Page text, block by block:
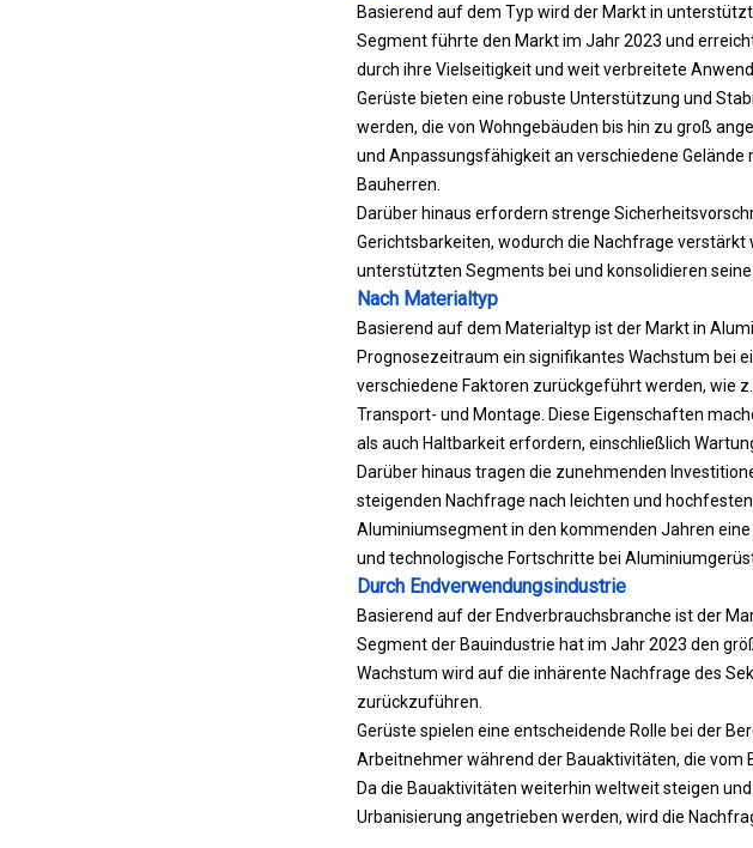
Basierend auf dem Typ wird der Markt in
Segment führte den Markt im Jahr 2023 und
durch ihre Vielseitigkeit und weit verbreitete
Gerüste bieten eine robuste Unterstützung und
werden, die von Wohngebäuden bis hin zu groß
und Anpassungsfähigkeit an verschiedene
Bauherren.
Darüber hinaus erfordern strenge
Gerichtsbarkeiten, wodurch die Nachfrage
unterstützten Segments bei und konsolidieren
Nach Materialtyp
Basierend auf dem Materialtyp ist der Markt in
Prognosezeitraum ein signifikantes Wachstum bei
verschiedene Faktoren zurückgeführt werden, wie
Transport- und Montage. Diese Eigenschaften
als auch Haltbarkeit erfordern, einschließlich
Darüber hinaus tragen die zunehmenden
steigenden Nachfrage nach leichten und
Aluminiumsegment in den kommenden Jahren
und technologische Fortschritte bei
Durch Endverwendungsindustrie
Basierend auf der Endverbrauchsbranche ist der
Segment der Bauindustrie hat im Jahr 2023 den
Wachstum wird auf die inhärente Nachfrage des
zurückzuführen.
Gerüste spielen eine entscheidende Rolle bei der
Arbeitnehmer während der Bauaktivitäten, die vom
Da die Bauaktivitäten weiterhin weltweit steigen
Urbanisierung angetrieben werden, wird die